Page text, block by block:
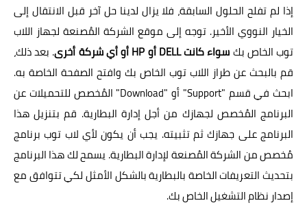
إذا لم تفلح الحلول السابقة، فلا يزال لدينا حل آخر قبل الانتقال إلى
الخيار النووي الأخير. توجه إلى موقع الشركة المُصنعة لجهاز اللاب
توب الخاص بكسواء كانت DELL أو HP أو أي شركة أخرى
. بعد ذلك،
قم بالبحث عن طراز اللاب توب الخاص بك وافتح الصفحة الخاصة به.
ابحث في قسم "Support" أو "Download" المُخصص للتحميلات عن
البرنامج المُخصص لجهازك من أجل إدارة البطارية. قم بتنزيل هذا
البرنامج على جهازك ثم تثبيته. يجب أن يكون لأي لاب توب برنامج
مُخصص من الشركة المُصنعة لإدارة البطارية. يسمح لك هذا البرنامج
بتحديث التعريفات الخاصة بالبطارية بالشكل الأمثل لكي تتوافق مع
إصدار نظام التشغيل الخاص بك.